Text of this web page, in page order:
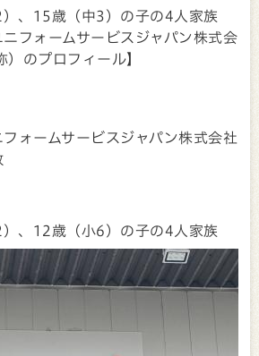
、15歳（中3）の子の4人家族
ニフォームサービスジャパン株式会
のプロフィール】
ォームサービスジャパン株式会社
、12歳（小6）の子の4人家族